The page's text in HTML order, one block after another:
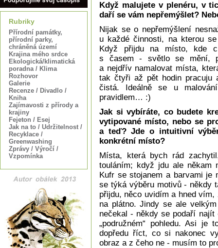
Rubriky
Přírodní památky,
přírodní parky,
chráněná území
Krajina mého srdce
Ekologická/klimatická
poradna / Klima
Rozhovor
Galerie
Recenze / Divadlo /
Kniha
Zajímavosti z přírody a
krajiny
Fejeton / Esej
Jak na to / Udržitelnost /
Recyklace /
Greenwashing
Zprávy / Výročí /
Vzpomínka
Když malujete v plenéru, v
daří se vám nepřemýšlet?
Nijak se o nepřemýšlení
u každé činnosti, na kterou
Když přijdu na místo, kde
s časem - světlo se mění,
a nejdřív namalovat místa,
tak čtyři až pět hodin
čistá. Ideálně se u
pravidlem… :)
Jak si vybíráte, co budete
vytipované místo, nebo se
a teď? Jde o intuitivní
konkrétní místo?
Místa, která bych rád
touláním; když jdu ale někam
Kufr se stojanem a barvami je
se týká výběru motivů - někdy
přijdu, něco uvidím a hned
na plátno. Jindy se ale
nečekal - někdy se podaří najít
„podružném“ pohledu. Asi je
dopředu říct, co si nakonec
obraz a z čeho ne - musím to